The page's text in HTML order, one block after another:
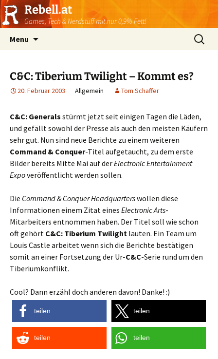
Rebell.at
Games, Tech & Nerdstuff mit nur 0,9% Fett!
Menu
Suchen
nach:
C&C: Tiberium Twilight – Kommt es?
20. Februar 2003 Allgemein Tom Schaffer
C&C: Generals stürmt jetzt seit einigen Tagen die Läden,
und gefällt sowohl der Presse als auch den meisten Käufern
sehr gut. Nun sind neue Berichte zu einem weiteren
Command & Conquer-Titel aufgetaucht, zu dem erste
Bilder bereits Mitte Mai auf derElectronic Entertainment
Expoveröffentlicht werden sollen.
Die Command & Conquer Headquarterswollen diese
Informationen einem Zitat eines Electronic Arts-
Mitarbeiters entnommen haben. Der Titel soll wie schon
oft gehört C&C: Tiberium Twilight lauten. Ein Team um
Louis Castle arbeitet wenn sich die Berichte bestätigen
somit an einer Fortsetzung der Ur-C&C-Serie rund um den
Tiberiumkonflikt.
Cool? Dann erzähl doch anderen davon! Danke! :)
teilen teilen
teilen teilen